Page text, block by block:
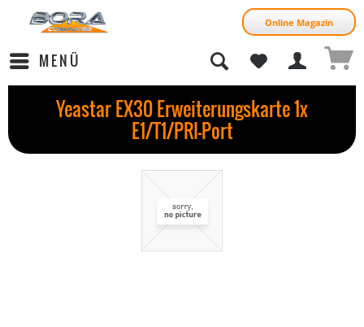
Online Magazin
MENÜ
Yeastar EX30 Erweiterungskarte 1x
E1/T1/PRI-Port